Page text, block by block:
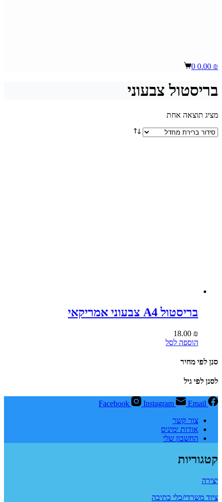
Shopping
0.00 ₪
0
בריסטול צבעוני
מציג תוצאה אחת
בריסטול A4 צבעוני אמריקאי
18.00 ₪
הוספה לסל
סנן לפי מחיר
לסנן לפי גיל
Facebook Instagram
Email
צור קשר
אודות ימיניס
החשבון שלי
קטגוריות
יצירה
ציוד משרדי/כלי כתיבה